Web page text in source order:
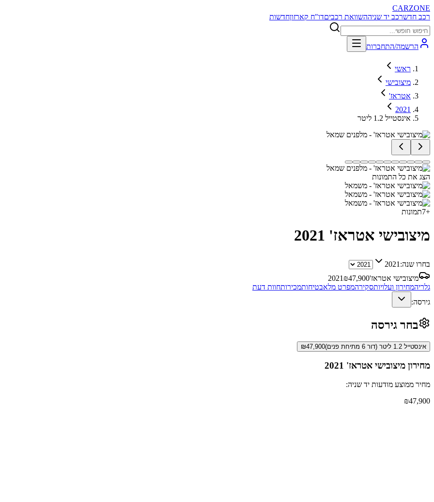
CARZONE
רכב חדשרכב יד שניההשוואת רכביםדו"ח קארזוןחדשות
הרשמה/התחברות
ראשי
מיצובישי
אטראז'
2021
אינסטייל 1.2 ליטר
הצג את כל התמונות
+
7תמונות
מיצובישי אטראז' 2021
בחרו שנה: 2021
מיצובישי אטראז'
2021 ₪47,900
גלריהמחירון ועלויותסקירהמפרט מלאבטיחותמכירותחוות דעת
גירסה:
בחר גירסה
אינסטייל 1.2 ליטר (דור 6 מתיחת פנים) ₪47,900
מחירון מיצובישי אטראז' 2021
מחיר ממוצע מודעות יד שניה:
₪47,900